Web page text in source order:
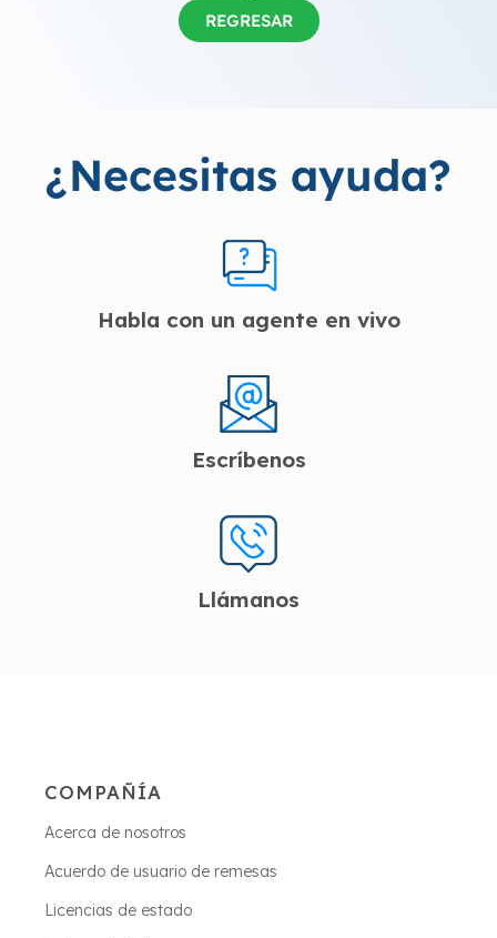
REGRESAR
¿Necesitas ayuda?
Habla con un agente en vivo
Escríbenos
Llámanos
COMPAÑÍA
Acerca de nosotros
Acuerdo de usuario de remesas
Licencias de estado